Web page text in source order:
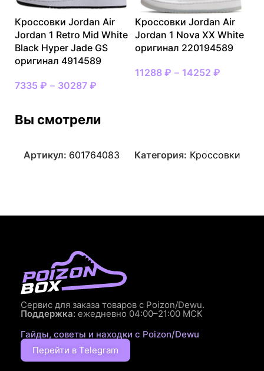
Кроссовки Jordan Air
Jordan 1 Retro Mid White
Black Hyper Jade GS
оригинал 4914589
7335 ₽ – 30287 ₽
Кроссовки Jordan Air
Jordan 1 Nova XX White
оригинал 220194589
11288 ₽ – 14252 ₽
Вы смотрели
Артикул: 601764083 Категория: Кроссовки
Сервис для заказа товаров с Poizon/Dewu.
Поддержка: ежедневно 04:00–21:00 МСК
Гайды, советы и находки с Poizon/Dewu
Перейти в Telegram